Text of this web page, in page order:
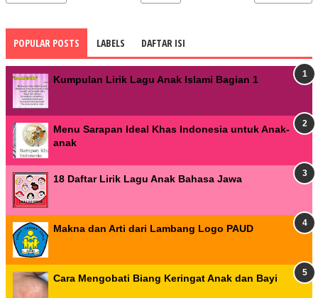
POPULAR POSTS LABELS DAFTAR ISI
Kumpulan Lirik Lagu Anak Islami Bagian 1
Menu Sarapan Ideal Khas Indonesia untuk Anak-
anak
18 Daftar Lirik Lagu Anak Bahasa Jawa
Makna dan Arti dari Lambang Logo PAUD
Cara Mengobati Biang Keringat Anak dan Bayi